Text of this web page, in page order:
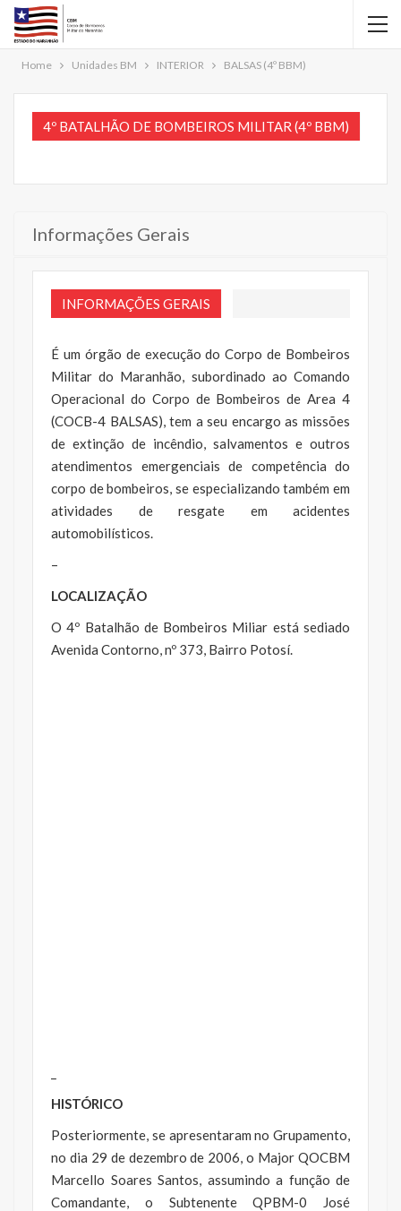
Home Unidades BM INTERIOR BALSAS (4º BBM)
4º BATALHÃO DE BOMBEIROS MILITAR (4º BBM)
Informações Gerais
INFORMAÇÕES GERAIS
É um órgão de execução do Corpo de Bombeiros
Militar do Maranhão, subordinado ao Comando
Operacional do Corpo de Bombeiros de Area 4
(COCB-4 BALSAS), tem a seu encargo as missões
de extinção de incêndio, salvamentos e outros
atendimentos emergenciais de competência do
corpo de bombeiros, se especializando também em
atividades de resgate em acidentes
automobilísticos.
–
LOCALIZAÇÃO
O 4º Batalhão de Bombeiros Miliar está sediado
Avenida Contorno, nº 373, Bairro Potosí.
HISTÓRICO
Posteriormente, se apresentaram no Grupamento,
no dia 29 de dezembro de 2006, o Major QOCBM
Marcello Soares Santos, assumindo a função de
Comandante, o Subtenente QPBM-0 José